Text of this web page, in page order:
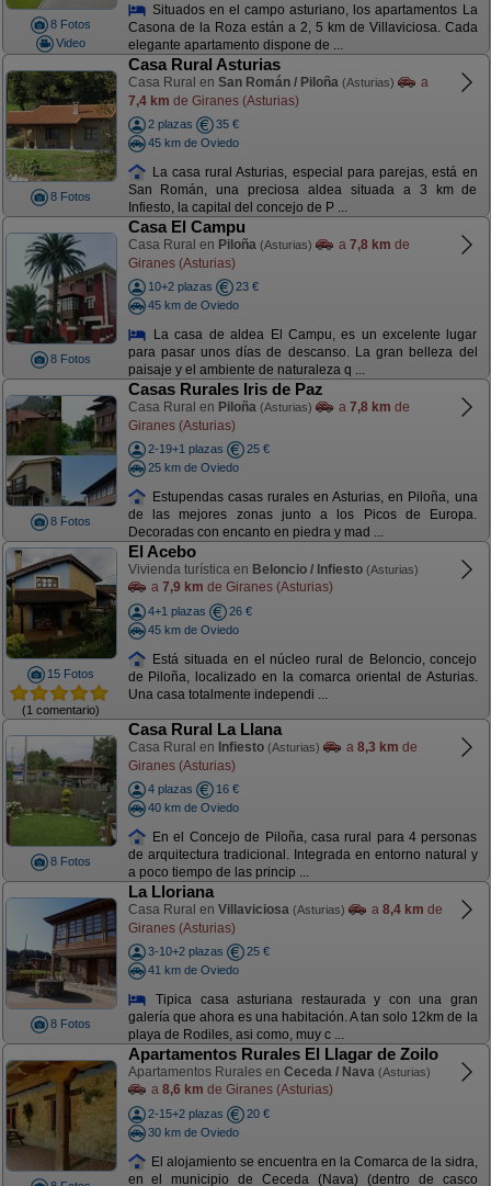
8 Fotos
Video
Situados en el campo asturiano, los apartamentos La
Casona de la Roza están a 2, 5 km de Villaviciosa. Cada
elegante apartamento dispone de ...
8 Fotos
Casa Rural Asturias
Casa Rural en San Román / Piloña (Asturias)
a
7,4 km de Giranes (Asturias)
2 plazas
35 €
45 km de Oviedo
La casa rural Asturias, especial para parejas, está en
San Román, una preciosa aldea situada a 3 km de
Infiesto, la capital del concejo de P ...
8 Fotos
Casa El Campu
Casa Rural en Piloña (Asturias) a 7,8 km de
Giranes (Asturias)
10+2 plazas
23 €
45 km de Oviedo
La casa de aldea El Campu, es un excelente lugar
para pasar unos días de descanso. La gran belleza del
paisaje y el ambiente de naturaleza q ...
8 Fotos
Casas Rurales Iris de Paz
Casa Rural en Piloña (Asturias) a 7,8 km de
Giranes (Asturias)
2-19+1 plazas
25 €
25 km de Oviedo
Estupendas casas rurales en Asturias, en Piloña, una
de las mejores zonas junto a los Picos de Europa.
Decoradas con encanto en piedra y mad ...
15 Fotos
(1 comentario)
El Acebo
Vivienda turística en Beloncio / Infiesto (Asturias)
a 7,9 km de Giranes (Asturias)
4+1 plazas
26 €
45 km de Oviedo
Está situada en el núcleo rural de Beloncio, concejo
de Piloña, localizado en la comarca oriental de Asturias.
Una casa totalmente independi ...
8 Fotos
Casa Rural La Llana
Casa Rural en Infiesto (Asturias) a 8,3 km de
Giranes (Asturias)
4 plazas
16 €
40 km de Oviedo
En el Concejo de Piloña, casa rural para 4 personas
de arquitectura tradicional. Integrada en entorno natural y
a poco tiempo de las princip ...
8 Fotos
La Lloriana
Casa Rural en Villaviciosa (Asturias) a 8,4 km de
Giranes (Asturias)
3-10+2 plazas
25 €
41 km de Oviedo
Tipica casa asturiana restaurada y con una gran
galería que ahora es una habitación. A tan solo 12km de la
playa de Rodiles, asi como, muy c ...
Apartamentos Rurales El Llagar de Zoilo
Apartamentos Rurales en Ceceda / Nava (Asturias)
a 8,6 km de Giranes (Asturias)
2-15+2 plazas
20 €
30 km de Oviedo
El alojamiento se encuentra en la Comarca de la sidra,
en el municipio de Ceceda (Nava) (dentro de casco